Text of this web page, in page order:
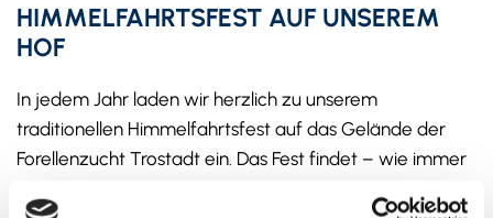
HIMMELFAHRTSFEST AUF UNSEREM
HOF
In jedem Jahr laden wir herzlich zu unserem
traditionellen Himmelfahrtsfest auf das Gelände der
Forellenzucht Trostadt ein. Das Fest findet – wie immer